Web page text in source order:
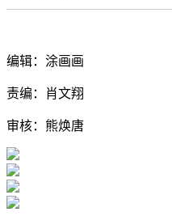
编辑：涂画画
责编：肖文翔
审核：熊焕唐